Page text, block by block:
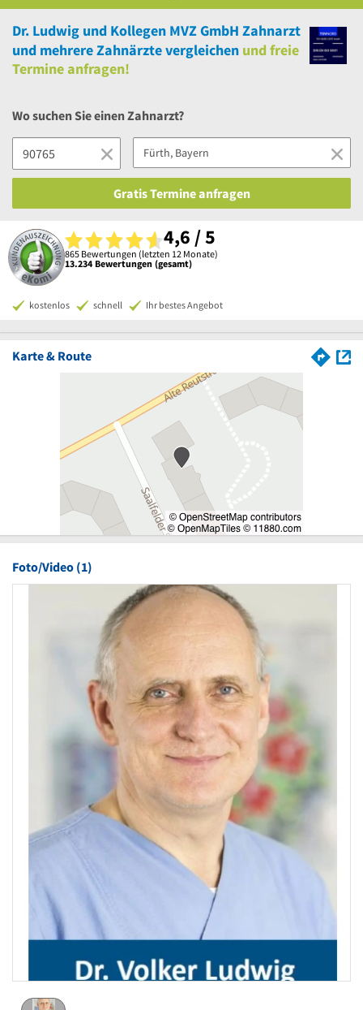
Dr. Ludwig und Kollegen MVZ GmbH Zahnarzt
und mehrereZahnärzte vergleichen undfreie
Termine anfragen!
Wo suchen Sie einen Zahnarzt?
Gratis Termine anfragen
4,6 / 5
865 Bewertungen (letzten 12 Monate)
13.234 Bewertungen (gesamt)
kostenlos schnell Ihr bestes Angebot
Karte & Route
Foto/Video (1)